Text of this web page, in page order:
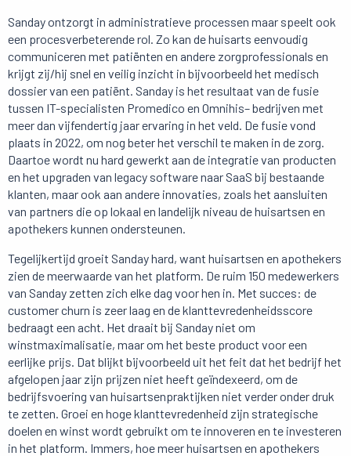
Sanday ontzorgt in administratieve processen maar speelt ook
een procesverbeterende rol. Zo kan de huisarts eenvoudig
communiceren met patiënten en andere zorgprofessionals en
krijgt zij/hij snel en veilig inzicht in bijvoorbeeld het medisch
dossier van een patiënt. Sanday is het resultaat van de fusie
tussen IT-specialisten Promedico en Omnihis– bedrijven met
meer dan vijfendertig jaar ervaring in het veld. De fusie vond
plaats in 2022, om nog beter het verschil te maken in de zorg.
Daartoe wordt nu hard gewerkt aan de integratie van producten
en het upgraden van legacy software naar SaaS bij bestaande
klanten, maar ook aan andere innovaties, zoals het aansluiten
van partners die op lokaal en landelijk niveau de huisartsen en
apothekers kunnen ondersteunen.
Tegelijkertijd groeit Sanday hard, want huisartsen en apothekers
zien de meerwaarde van het platform. De ruim 150 medewerkers
van Sanday zetten zich elke dag voor hen in. Met succes: de
customer churn is zeer laag en de klanttevredenheidsscore
bedraagt een acht. Het draait bij Sanday niet om
winstmaximalisatie, maar om het beste product voor een
eerlijke prijs. Dat blijkt bijvoorbeeld uit het feit dat het bedrijf het
afgelopen jaar zijn prijzen niet heeft geïndexeerd, om de
bedrijfsvoering van huisartsenpraktijken niet verder onder druk
te zetten. Groei en hoge klanttevredenheid zijn strategische
doelen en winst wordt gebruikt om te innoveren en te investeren
in het platform. Immers, hoe meer huisartsen en apothekers